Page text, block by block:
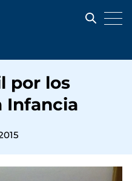
por los
Infancia